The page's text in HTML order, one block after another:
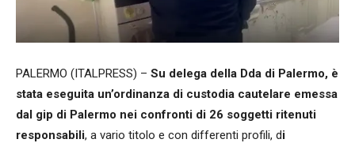
PALERMO (ITALPRESS) – Su delega della Dda di Palermo, è
stata eseguita un’ordinanza di custodia cautelare emessa
dal gip di Palermo nei confronti di 26 soggetti ritenuti
responsabili, a vario titolo e con differenti profili, di